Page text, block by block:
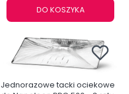
DO KOSZYKA
Jednorazowe tacki ociekowe